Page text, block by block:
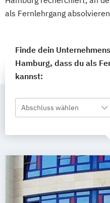
als Fernlehrgang
Finde dein
Hamburg, dass du als
kannst:
Abschluss wählen